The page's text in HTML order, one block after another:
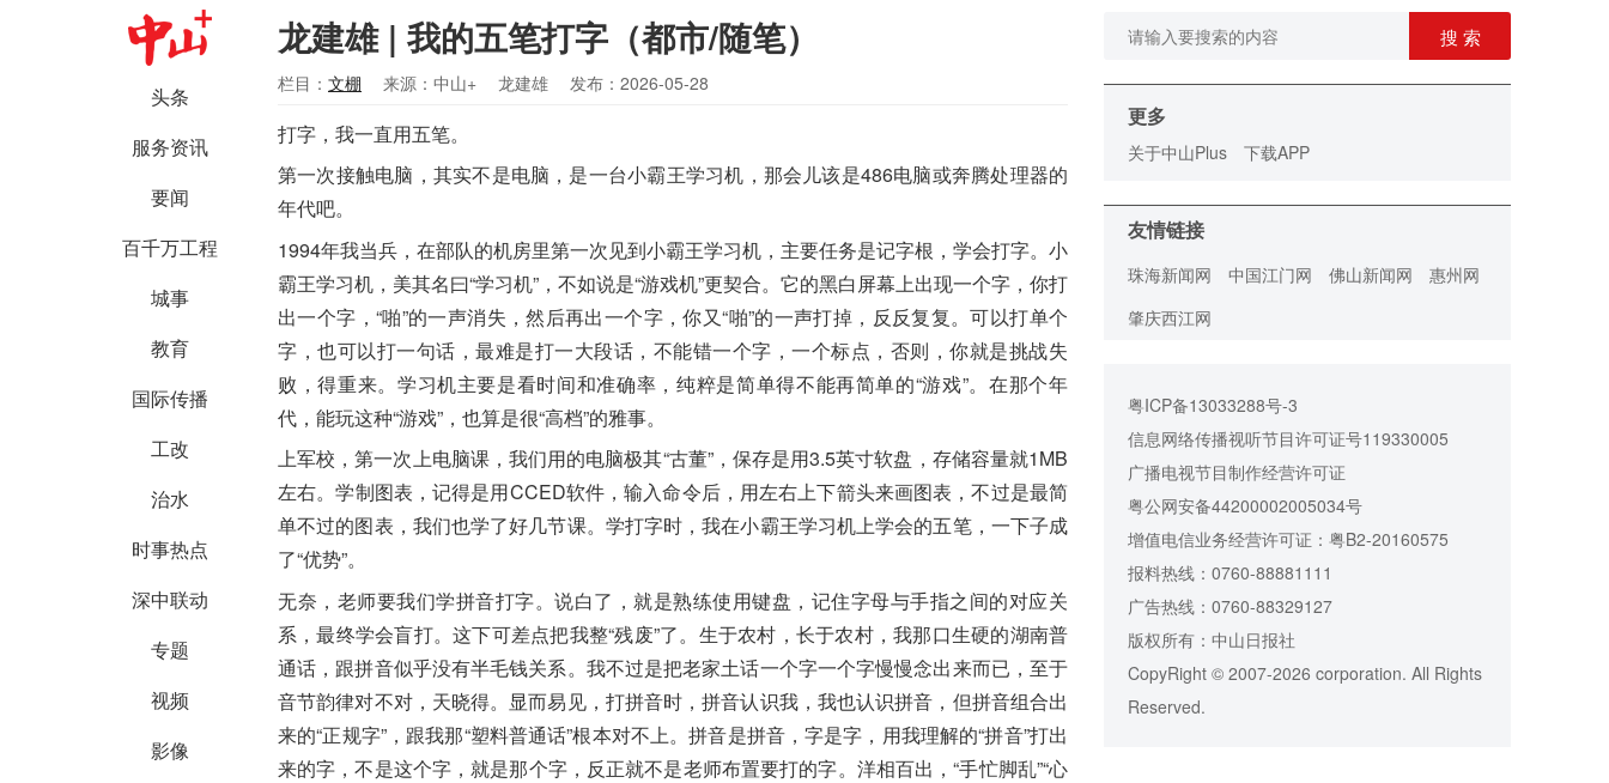
头条
服务资讯
要闻
百千万工程
城事
教育
国际传播
工改
治水
时事热点
深中联动
专题
视频
影像
龙建雄 | 我的五笔打字（都市/随笔）
栏目： 文棚 来源：中山+ 龙建雄 发布：2026-05-28
打字，我一直用五笔。
第一次接触电脑，其实不是电脑，是一台小霸王学习机，那会儿该是486电脑或奔腾处理器的
年代吧。
1994年我当兵，在部队的机房里第一次见到小霸王学习机，主要任务是记字根，学会打字。小
霸王学习机，美其名曰“学习机”，不如说是“游戏机”更契合。它的黑白屏幕上出现一个字，你打
出一个字，“啪”的一声消失，然后再出一个字，你又“啪”的一声打掉，反反复复。可以打单个
字，也可以打一句话，最难是打一大段话，不能错一个字，一个标点，否则，你就是挑战失
败，得重来。学习机主要是看时间和准确率，纯粹是简单得不能再简单的“游戏”。在那个年
代，能玩这种“游戏”，也算是很“高档”的雅事。
上军校，第一次上电脑课，我们用的电脑极其“古董”，保存是用3.5英寸软盘，存储容量就1MB
左右。学制图表，记得是用CCED软件，输入命令后，用左右上下箭头来画图表，不过是最简
单不过的图表，我们也学了好几节课。学打字时，我在小霸王学习机上学会的五笔，一下子成
了“优势”。
无奈，老师要我们学拼音打字。说白了，就是熟练使用键盘，记住字母与手指之间的对应关
系，最终学会盲打。这下可差点把我整“残废”了。生于农村，长于农村，我那口生硬的湖南普
通话，跟拼音似乎没有半毛钱关系。我不过是把老家土话一个字一个字慢慢念出来而已，至于
音节韵律对不对，天晓得。显而易见，打拼音时，拼音认识我，我也认识拼音，但拼音组合出
来的“正规字”，跟我那“塑料普通话”根本对不上。拼音是拼音，字是字，用我理解的“拼音”打出
来的字，不是这个字，就是那个字，反正就不是老师布置要打的字。洋相百出，“手忙脚乱”“心
搜 索
更多
关于中山Plus 下载APP
友情链接
珠海新闻网 中国江门网 佛山新闻网
惠州网
肇庆西江网
粤ICP备13033288号-3
信息网络传播视听节目许可证号119330005
广播电视节目制作经营许可证
粤公网安备44200002005034号
增值电信业务经营许可证：粤B2-20160575
报料热线：0760-88881111
广告热线：0760-88329127
版权所有：中山日报社
CopyRight © 2007-2026 corporation. All Rights
Reserved.